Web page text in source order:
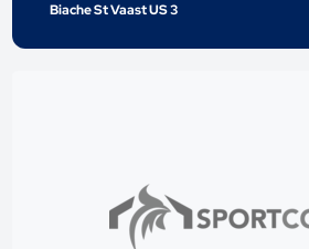
Biache St Vaast US 3